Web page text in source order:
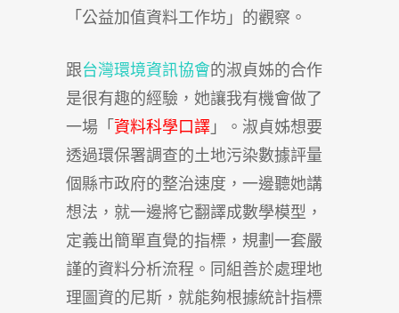
「公益加值資料工作坊」的觀察。
跟台灣環境資訊協會的淑貞姊的合作
是很有趣的經驗，她讓我有機會做了
一場「資料科學口譯 」。淑貞姊想要
透過環保署調查的土地污染數據評量
個縣市政府的整治速度，一邊聽她講
想法，就一邊將它翻譯成數學模型，
定義出簡單直覺的指標，規劃一套嚴
謹的資料分析流程。同組善於處理地
理圖資的尼斯，就能夠根據統計指標